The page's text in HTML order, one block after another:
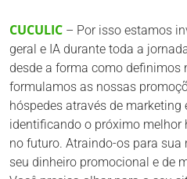
CUCULIC – Por isso estamos
geral e IA durante toda a
desde a forma como definimos
formulamos as nossas
hóspedes através de marketing
identificando o próximo melhor
no futuro. Atraindo-os para sua
seu dinheiro promocional e de